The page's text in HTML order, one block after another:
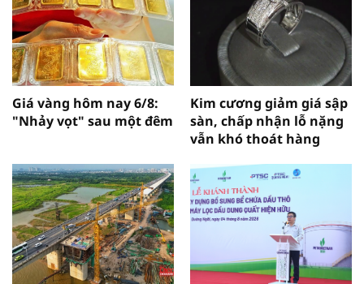
Giá vàng hôm nay 6/8:
"Nhảy vọt" sau một đêm
Kim cương giảm giá sập
sàn, chấp nhận lỗ nặng
vẫn khó thoát hàng